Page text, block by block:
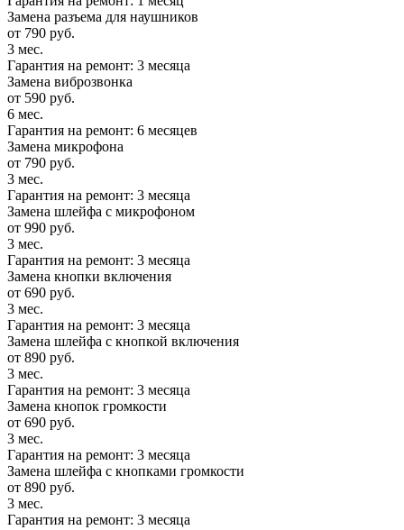
Замена разъема для наушников
от 790 руб.
3 мес.
Гарантия на ремонт: 3 месяца
Замена виброзвонка
от 590 руб.
6 мес.
Гарантия на ремонт: 6 месяцев
Замена микрофона
от 790 руб.
3 мес.
Гарантия на ремонт: 3 месяца
Замена шлейфа с микрофоном
от 990 руб.
3 мес.
Гарантия на ремонт: 3 месяца
Замена кнопки включения
от 690 руб.
3 мес.
Гарантия на ремонт: 3 месяца
Замена шлейфа с кнопкой включения
от 890 руб.
3 мес.
Гарантия на ремонт: 3 месяца
Замена кнопок громкости
от 690 руб.
3 мес.
Гарантия на ремонт: 3 месяца
Замена шлейфа с кнопками громкости
от 890 руб.
3 мес.
Гарантия на ремонт: 3 месяца